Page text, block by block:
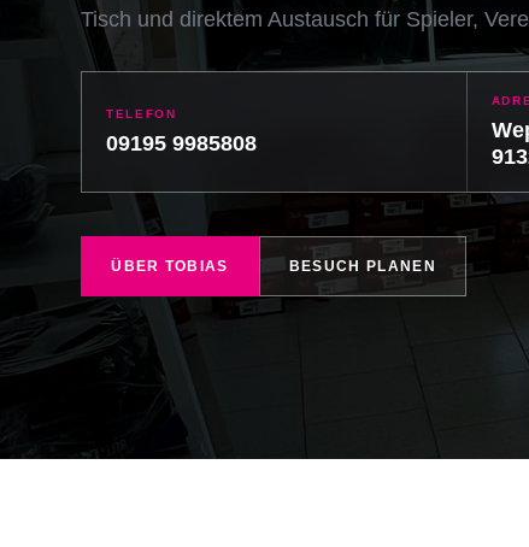
Tisch und direktem Austausch für Spieler,
TELEFON
09195 9985808
ÜBER TOBIAS BESUCH PLANEN